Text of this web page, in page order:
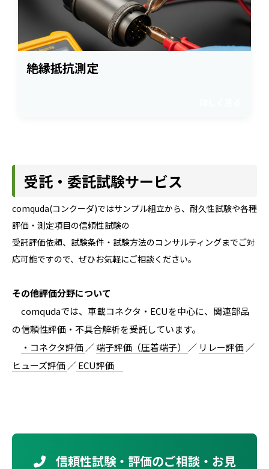
絶縁抵抗測定
受託・委託試験サービス
comquda(コンクーダ)ではサンプル組立から、耐久性試験や各種
評価・測定項目の信頼性試験の
受託評価依頼、試験条件・試験方法のコンサルティングまでご対
応可能ですので、ぜひお気軽にご相談ください。
その他評価分野について
comqudaでは、車載コネクタ・ECUを中心に、関連部品
の信頼性評価・不具合解析を受託しています。
・コネクタ評価 ／端子評価（圧着端子） ／ リレー評価 ／
ヒューズ評価 ／ECU評価
信頼性試験・評価のご相談・お見